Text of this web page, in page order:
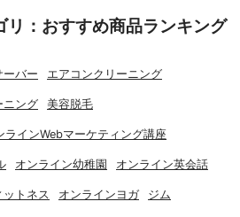
リ：おすすめ商品ランキング
ーバー エアコンクリーニング
ニング 美容脱毛
ラインWebマーケティング講座
オンライン幼稚園 オンライン英会話
ットネス オンラインヨガ ジム